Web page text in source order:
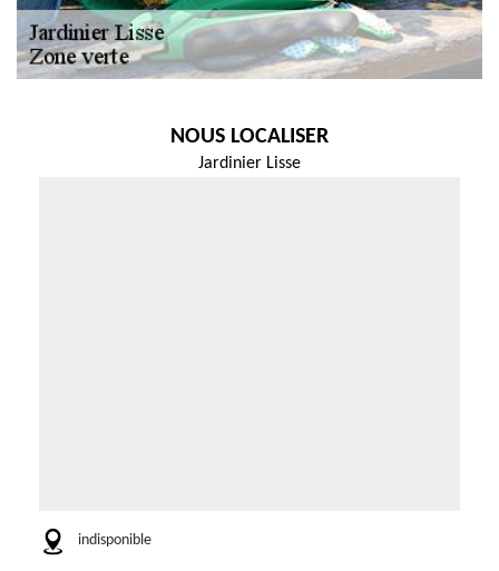
NOUS LOCALISER
Jardinier Lisse
indisponible